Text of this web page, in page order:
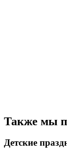
Также мы
Детские